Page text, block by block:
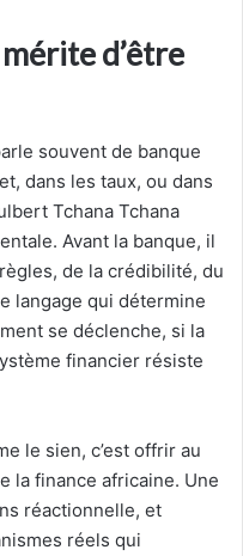
d’être
souvent de banque
dans les taux, ou dans
Tchana Tchana
Avant la banque, il
de la crédibilité, du
langage qui détermine
se déclenche, si la
financier résiste
le sien, c’est offrir au
la finance africaine. Une
réactionnelle, et
réels qui